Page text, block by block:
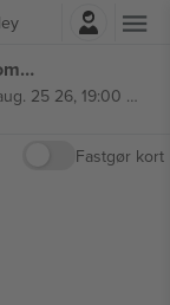
Hungary-Germany/ Poland-Slovenia Women's CEV EuroVolley billetter
25 26, 19:00 Europe/Istanbul
Fastgør kort